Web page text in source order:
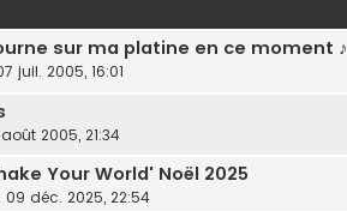
sur ma platine en ce moment ♪
juil. 2005, 16:01
2005, 21:34
Your World' Noël 2025
09 déc. 2025, 22:54